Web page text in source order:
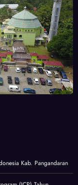
Kab. Pangandaran